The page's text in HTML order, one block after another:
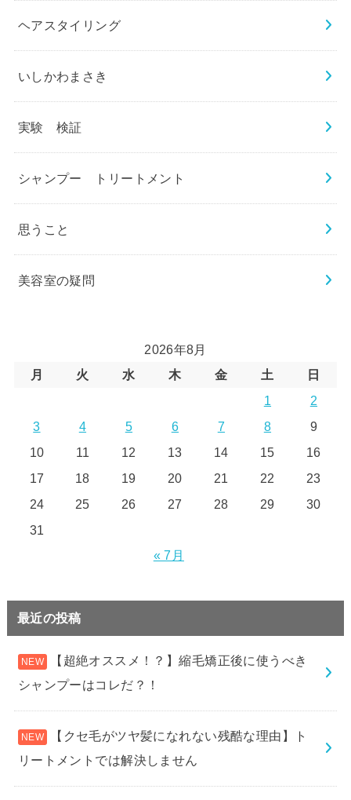
ヘアスタイリング
いしかわまさき
実験 検証
シャンプー トリートメント
思うこと
美容室の疑問
2026年8月
月
火 水 木 金 土
日
1
2
3
4 5 6 7 8
9
10
11 12 13 14 15
16
17
18 19 20 21 22
23
24
25 26 27 28 29
30
31
« 7月
最近の投稿
【超絶オススメ！？】縮毛矯正後に使うべき
シャンプーはコレだ？！
【クセ毛がツヤ髪になれない残酷な理由】ト
リートメントでは解決しません